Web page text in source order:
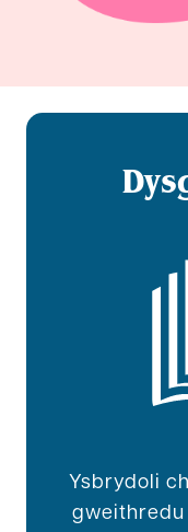
Ysbrydoli